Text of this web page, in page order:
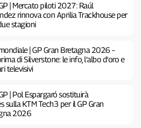
| Mercato piloti 2027: Raúl
rinnova con Aprilia Trackhouse per
stagioni
| GP Gran Bretagna 2026 –
di Silverstone: le info, l’albo d’oro e
televisivi
| Pol Espargaró sostituirà
sulla KTM Tech3 per il GP Gran
2026